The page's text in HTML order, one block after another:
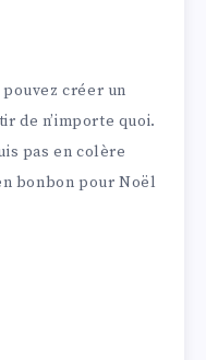
créer un
de n’importe quoi.
pas en colère
bonbon pour Noël